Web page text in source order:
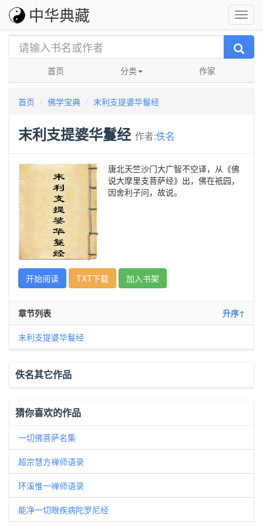
中华典藏
首页 分类 作家
首页 佛学宝典 末利支提婆华鬘经
末利支提婆华鬘经 作者:佚名
唐北天竺沙门大广智不空译，从《佛
说大摩里支菩萨经》出，佛在祇园，
因舍利子问，故说。
开始阅读 TXT下载 加入书架
章节列表 升序↑
末利支提婆华鬘经
佚名其它作品
猜你喜欢的作品
一切佛菩萨名集
超宗慧方禅师语录
环溪惟一禅师语录
能净一切眼疾病陀罗尼经